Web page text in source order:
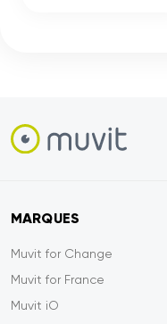
MARQUES
Muvit for Change
Muvit for France
Muvit iO